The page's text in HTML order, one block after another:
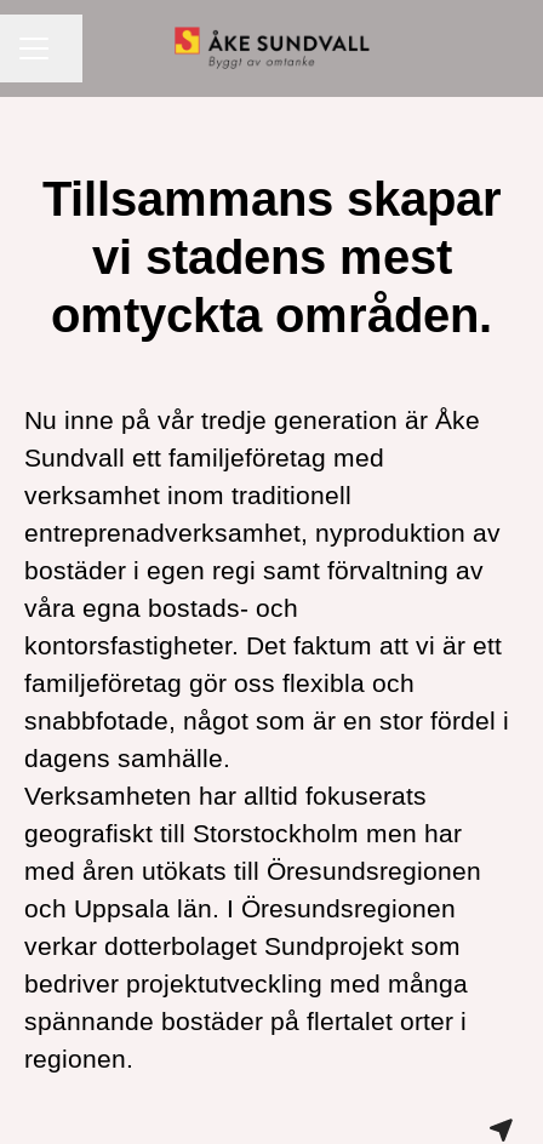
Tillsammans skapar
vi stadens mest
omtyckta områden.
Nu inne på vår tredje generation är Åke
Sundvall ett familjeföretag med
verksamhet inom traditionell
entreprenadverksamhet, nyproduktion av
bostäder i egen regi samt förvaltning av
våra egna bostads- och
kontorsfastigheter. Det faktum att vi är ett
familjeföretag gör oss flexibla och
snabbfotade, något som är en stor fördel i
dagens samhälle.
Verksamheten har alltid fokuserats
geografiskt till Storstockholm men har
med åren utökats till Öresundsregionen
och Uppsala län. I Öresundsregionen
verkar dotterbolaget Sundprojekt som
bedriver projektutveckling med många
spännande bostäder på flertalet orter i
regionen.